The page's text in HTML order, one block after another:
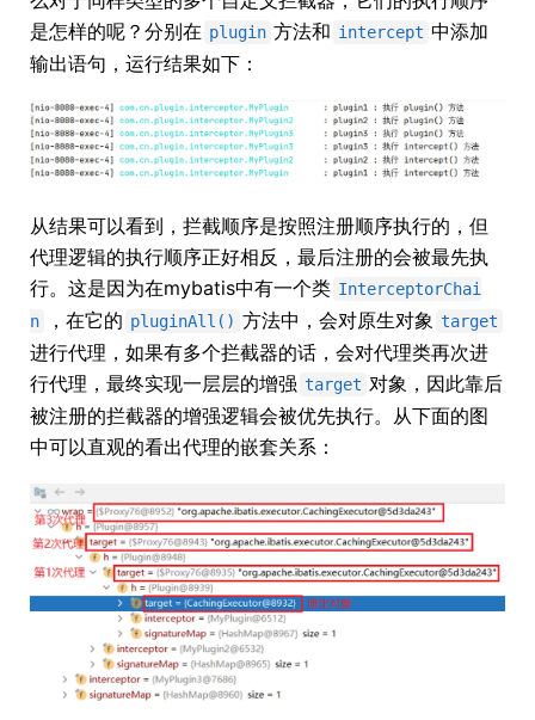
是怎样的呢？分别在 plugin 方法和 intercept 中添加
输出语句，运行结果如下：
从结果可以看到，拦截顺序是按照注册顺序执行的，但
代理逻辑的执行顺序正好相反，最后注册的会被最先执
行。这是因为在mybatis中有一个类 InterceptorChai
n
，在它的 pluginAll() 方法中，会对原生对象 target
进行代理，如果有多个拦截器的话，会对代理类再次进
行代理，最终实现一层层的增强 target 对象，因此靠后
被注册的拦截器的增强逻辑会被优先执行。从下面的图
中可以直观的看出代理的嵌套关系：